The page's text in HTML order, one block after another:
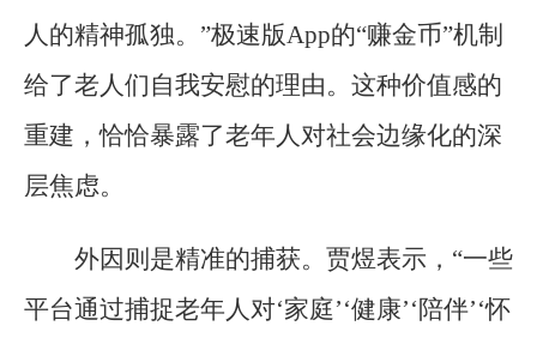
人的精神孤独。”极速版App的“赚金币”机制
给了老人们自我安慰的理由。这种价值感的
重建，恰恰暴露了老年人对社会边缘化的深
层焦虑。
外因则是精准的捕获。贾煜表示，“一些
平台通过捕捉老年人对‘家庭’‘健康’‘陪伴’‘怀